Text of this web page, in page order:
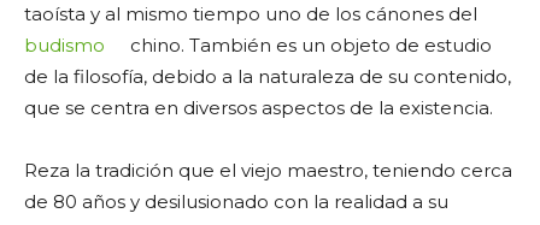
taoísta y al mismo tiempo uno de los cánones del
budismo
chino. También es un objeto de estudio
de la filosofía, debido a la naturaleza de su contenido,
que se centra en diversos aspectos de la existencia.
Reza la tradición que el viejo maestro, teniendo cerca
de 80 años y desilusionado con la realidad a su